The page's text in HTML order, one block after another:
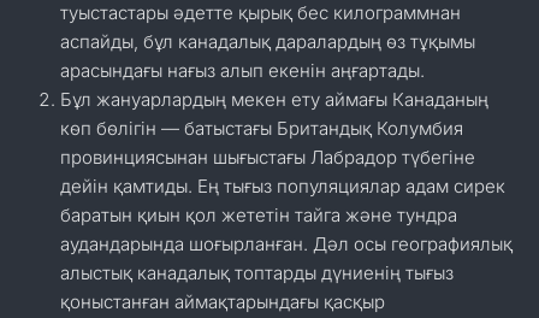
туыстастары әдетте қырық бес килограммнан
аспайды, бұл канадалық даралардың өз тұқымы
арасындағы нағыз алып екенін аңғартады.
Бұл жануарлардың мекен ету аймағы Канаданың
көп бөлігін — батыстағы Британдық Колумбия
провинциясынан шығыстағы Лабрадор түбегіне
дейін қамтиды. Ең тығыз популяциялар адам сирек
баратын қиын қол жететін тайга және тундра
аудандарында шоғырланған. Дәл осы географиялық
алыстық канадалық топтарды дүниенің тығыз
қоныстанған аймақтарындағы қасқыр